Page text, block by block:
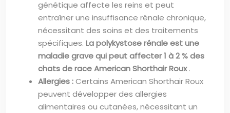
génétique affecte les reins et peut
entraîner une insuffisance rénale chronique,
nécessitant des soins et des traitements
spécifiques. La polykystose rénale est une
maladie grave qui peut affecter 1 à 2 % des
chats de race American Shorthair Roux.
Allergies :Certains American Shorthair Roux
peuvent développer des allergies
alimentaires ou cutanées, nécessitant un